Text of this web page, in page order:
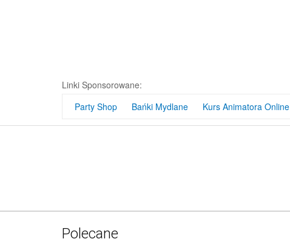
Linki Sponsorowane:
Party Shop
Bańki Mydlane Kurs Animatora Online
Polecane